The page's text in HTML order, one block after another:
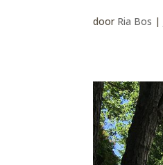
door Ria Bos |